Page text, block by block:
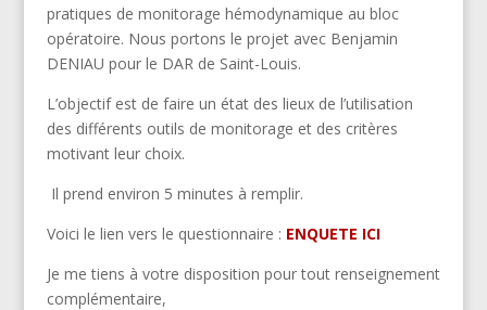
pratiques de monitorage hémodynamique au bloc
opératoire. Nous portons le projet avec Benjamin
DENIAU pour le DAR de Saint-Louis.
L’objectif est de faire un état des lieux de l’utilisation
des différents outils de monitorage et des critères
motivant leur choix.
Il prend environ 5 minutes à remplir.
Voici le lien vers le questionnaire : ENQUETE ICI
Je me tiens à votre disposition pour tout renseignement
complémentaire,